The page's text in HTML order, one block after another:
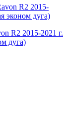
R2 2015-2021 г.
дуга)